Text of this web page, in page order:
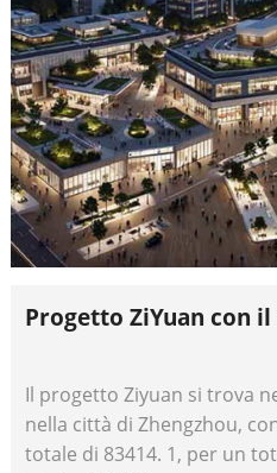
Progetto ZiYuan con il
Il progetto Ziyuan si trova
nella città di Zhengzhou,
totale di 83414. 1, per un